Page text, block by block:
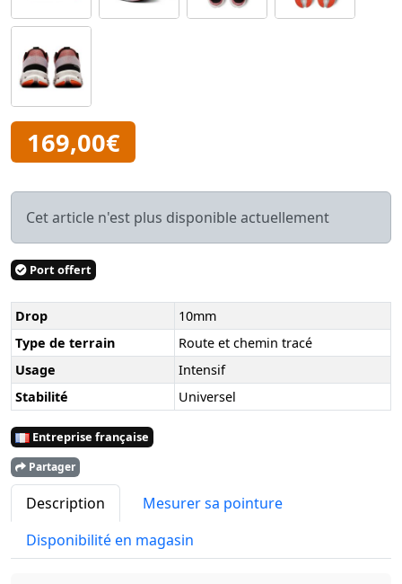
169,00€
Cet article n'est plus disponible actuellement
Port offert
Drop
10mm
Type de terrain
Route et chemin tracé
Usage
Intensif
Stabilité
Universel
Entreprise française
Partager
Description
Mesurer sa pointure
Disponibilité en magasin